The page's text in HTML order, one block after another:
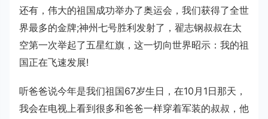
还有，伟大的祖国成功举办了奥运会，我们获得了全世
界最多的金牌;神州七号胜利发射了，翟志钢叔叔在太
空第一次举起了五星红旗，这一切向世界昭示：我的祖
国正在飞速发展!
听爸爸说今年是我们祖国67岁生日，在10月1日那天，
我会在电视上看到很多和爸爸一样穿着军装的叔叔，他